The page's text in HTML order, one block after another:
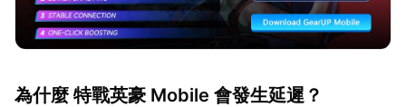
為什麼 特戰英豪 Mobile 會發生延遲？